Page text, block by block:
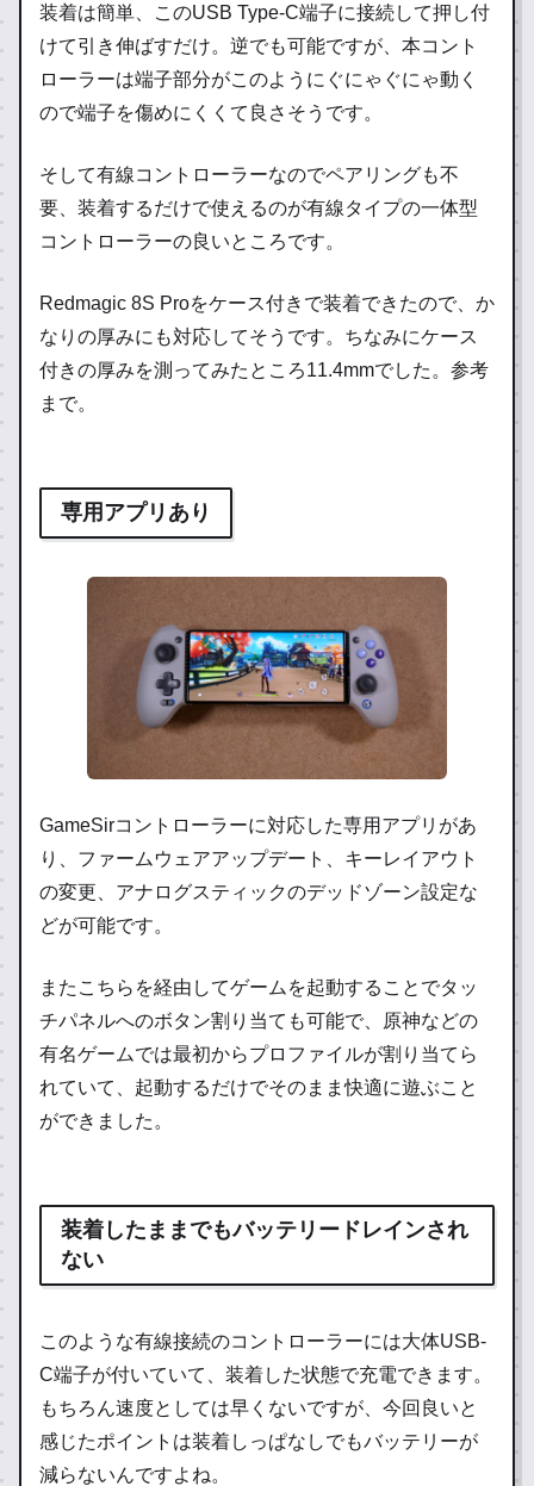
装着は簡単、このUSB Type-C端子に接続して押し付
けて引き伸ばすだけ。逆でも可能ですが、本コント
ローラーは端子部分がこのようにぐにゃぐにゃ動く
ので端子を傷めにくくて良さそうです。
そして有線コントローラーなのでペアリングも不
要、装着するだけで使えるのが有線タイプの一体型
コントローラーの良いところです。
Redmagic 8S Proをケース付きで装着できたので、か
なりの厚みにも対応してそうです。ちなみにケース
付きの厚みを測ってみたところ11.4mmでした。参考
まで。
専用アプリあり
GameSirコントローラーに対応した専用アプリがあ
り、ファームウェアアップデート、キーレイアウト
の変更、アナログスティックのデッドゾーン設定な
どが可能です。
またこちらを経由してゲームを起動することでタッ
チパネルへのボタン割り当ても可能で、原神などの
有名ゲームでは最初からプロファイルが割り当てら
れていて、起動するだけでそのまま快適に遊ぶこと
ができました。
装着したままでもバッテリードレインされ
ない
このような有線接続のコントローラーには大体USB-
C端子が付いていて、装着した状態で充電できます。
もちろん速度としては早くないですが、今回良いと
感じたポイントは装着しっぱなしでもバッテリーが
減らないんですよね。